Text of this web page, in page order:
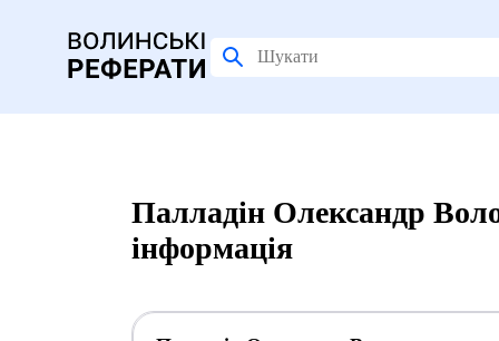
Палладін Олександр
інформація